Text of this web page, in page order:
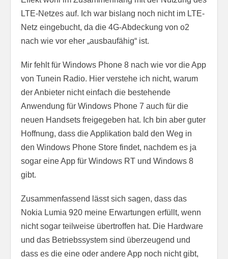
LTE-Netzes auf. Ich war bislang noch nicht im LTE-
Netz eingebucht, da die 4G-Abdeckung von o2
nach wie vor eher „ausbaufähig“ ist.
Mir fehlt für Windows Phone 8 nach wie vor die App
von Tunein Radio. Hier verstehe ich nicht, warum
der Anbieter nicht einfach die bestehende
Anwendung für Windows Phone 7 auch für die
neuen Handsets freigegeben hat. Ich bin aber guter
Hoffnung, dass die Applikation bald den Weg in
den Windows Phone Store findet, nachdem es ja
sogar eine App für Windows RT und Windows 8
gibt.
Zusammenfassend lässt sich sagen, dass das
Nokia Lumia 920 meine Erwartungen erfüllt, wenn
nicht sogar teilweise übertroffen hat. Die Hardware
und das Betriebssystem sind überzeugend und
dass es die eine oder andere App noch nicht gibt,